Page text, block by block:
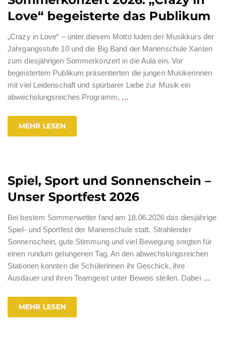
Love“ begeisterte das Publikum
„Crazy in Love“ – unter diesem Motto luden der Musikkurs der
Jahrgangsstufe 10 und die Big Band der Marienschule Xanten
zum diesjährigen Sommerkonzert in die Aula ein. Vor
begeistertem Publikum präsentierten die jungen Musikerinnen
mit viel Leidenschaft und spürbarer Liebe zur Musik ein
abwechslungsreiches Programm, …
MEHR LESEN
Spiel, Sport und Sonnenschein –
Unser Sportfest 2026
Bei bestem Sommerwetter fand am 18.06.2026 das diesjährige
Spiel- und Sportfest der Marienschule statt. Strahlender
Sonnenschein, gute Stimmung und viel Bewegung sorgten für
einen rundum gelungenen Tag. An den abwechslungsreichen
Stationen konnten die Schülerinnen ihr Geschick, ihre
Ausdauer und ihren Teamgeist unter Beweis stellen. Dabei …
MEHR LESEN